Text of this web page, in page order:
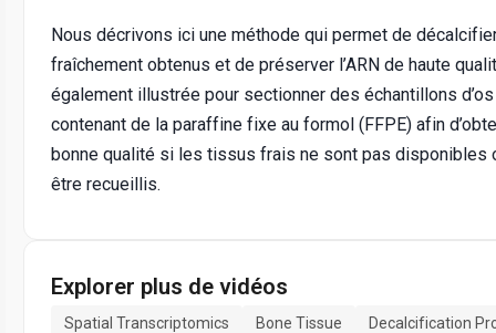
Nous décrivons ici une méthode qui permet de
fraîchement obtenus et de préserver l’ARN de haute
également illustrée pour sectionner des échantillons
contenant de la paraffine fixe au formol (FFPE) afin
bonne qualité si les tissus frais ne sont pas disponibles
être recueillis.
Explorer plus de vidéos
Spatial Transcriptomics Bone Tissue
Decalcification